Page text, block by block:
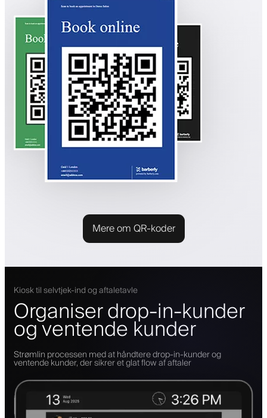
Mere om QR-koder
Kiosk til selvtjek-ind og aftaletavle
Organiser drop-in-kunder
og ventende kunder
Strømlin processen med at håndtere drop-in-kunder og
ventende kunder, der sikrer et glat flow af aftaler